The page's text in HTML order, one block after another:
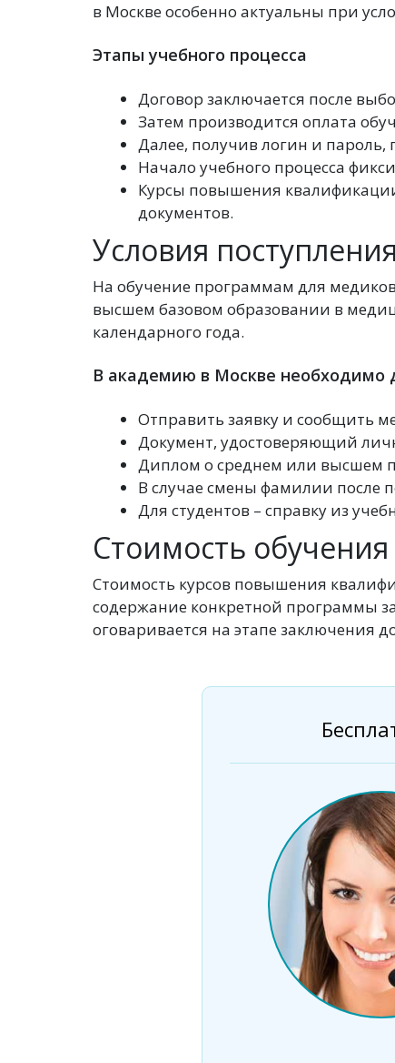
в Москве особенно актуальны при
Этапы учебного процесса
Договор заключается после
Затем производится оплата
Далее, получив логин и пароль,
Начало учебного процесса
Курсы повышения
документов.
Условия поступления
На обучение программам для
высшем базовом образовании в
календарного года.
В академию в Москве необходимо
Отправить заявку и сообщить
Документ, удостоверяющий
Диплом о среднем или высшем
В случае смены фамилии после
Для студентов – справку из
Стоимость обучения
Стоимость курсов повышения
содержание конкретной программы
оговаривается на этапе заключения